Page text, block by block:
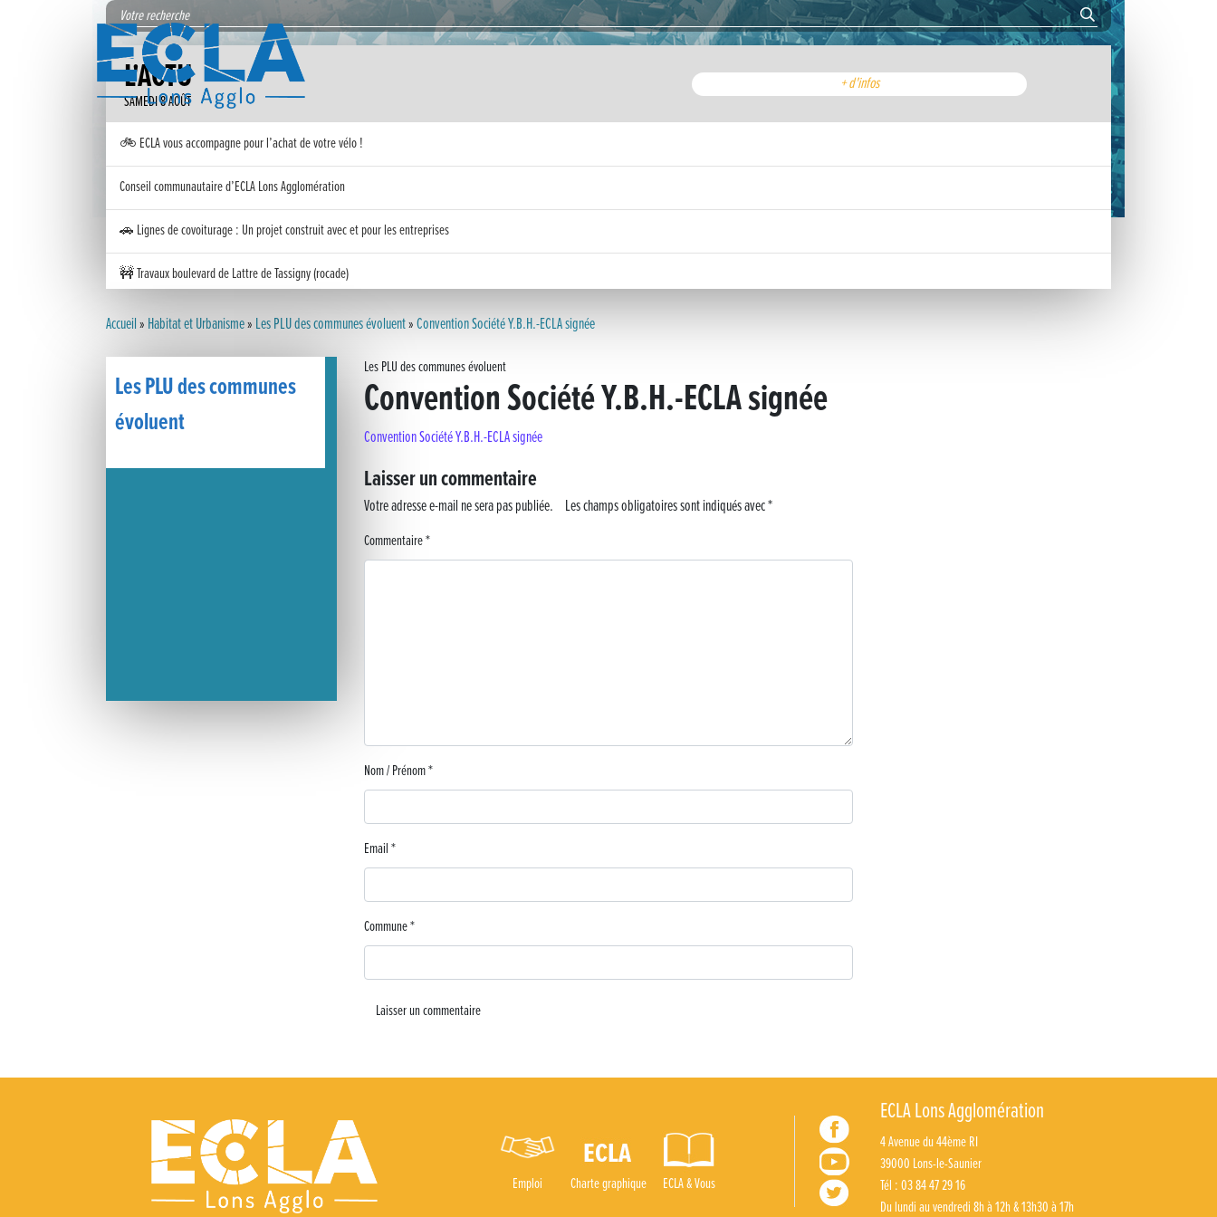
L'ACTU
SAMEDI 8 AOÛT
+ d'infos
🚲 ECLA vous accompagne pour l’achat de votre vélo !
Conseil communautaire d’ECLA Lons Agglomération
🚗 Lignes de covoiturage : Un projet construit avec et pour les entreprises
🚧 Travaux boulevard de Lattre de Tassigny (rocade)
Inauguration nouvelle station d’épuration (STEP) de Trenal
Festival des solutions écologiques 2026
« France, une histoire d’amour », l’avant-première au Cinéma 4C !
Lutter contre la prolifération du moustique tigre sur le territoire d’ECLA
Nouvelle signalétique rue Pasteur pour la Médiathèque Cinéma 4C
Concours Hippique de Saut d’Obstacles
Une visite pleine de saveurs à La Ferme du Coq Bressan à Courlaoux !
Accueil» Habitat et Urbanisme» Les PLU des communes évoluent»Convention Société Y.B.H.-ECLA signée
Les PLU des communes
évoluent
Les PLU des communes évoluent
Convention Société Y.B.H.-ECLA signée
Convention Société Y.B.H.-ECLA signée
Laisser un commentaire
Votre adresse e-mail ne sera pas publiée. Les champs obligatoires sont indiqués avec*
Commentaire*
Nom / Prénom*
Email*
Commune*
Emploi Charte graphique ECLA & Vous
ECLA Lons Agglomération
4 Avenue du 44ème RI
39000 Lons-le-Saunier
Tél : 03 84 47 29 16
Du lundi au vendredi 8h à 12h & 13h30 à 17h